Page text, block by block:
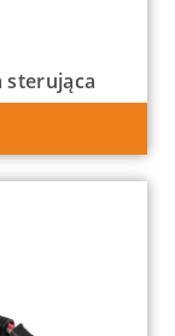
sterująca